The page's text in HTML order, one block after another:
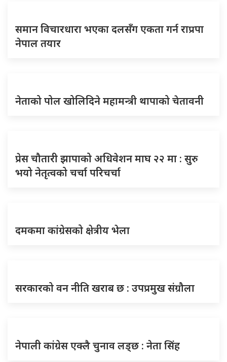
समान विचारधारा भएका दलसँग एकता गर्न राप्रपा
नेपाल तयार
नेताको पोल खोलिदिने महामन्त्री थापाको चेतावनी
प्रेस चौतारी झापाको अधिवेशन माघ २२ मा : सुरु
भयो नेतृत्वको चर्चा परिचर्चा
दमकमा कांग्रेसको क्षेत्रीय भेला
सरकारको वन नीति खराब छ : उपप्रमुख संग्रौला
नेपाली कांग्रेस एक्लै चुनाव लड्छ : नेता सिंह